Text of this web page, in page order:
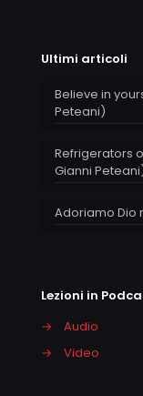
Ultimi articoli
Believe in
Peteani)
Refrigerators
Gianni
Adoriamo Dio
Lezioni in
→
Audio
→
Video